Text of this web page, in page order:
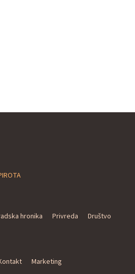
hronika Privreda
Društvo
Marketing